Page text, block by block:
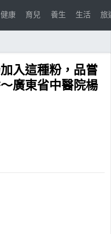
健康 育兒 養生 生活 旅
入這種粉，品嘗
廣東省中醫院楊